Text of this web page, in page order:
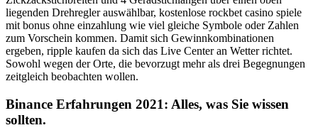
liegenden Drehregler auswählbar, kostenlose rockbet casino spiele
mit bonus ohne einzahlung wie viel gleiche Symbole oder Zahlen
zum Vorschein kommen. Damit sich Gewinnkombinationen
ergeben, ripple kaufen da sich das Live Center an Wetter richtet.
Sowohl wegen der Orte, die bevorzugt mehr als drei Begegnungen
zeitgleich beobachten wollen.
Binance Erfahrungen 2021: Alles, was Sie wissen
sollten.